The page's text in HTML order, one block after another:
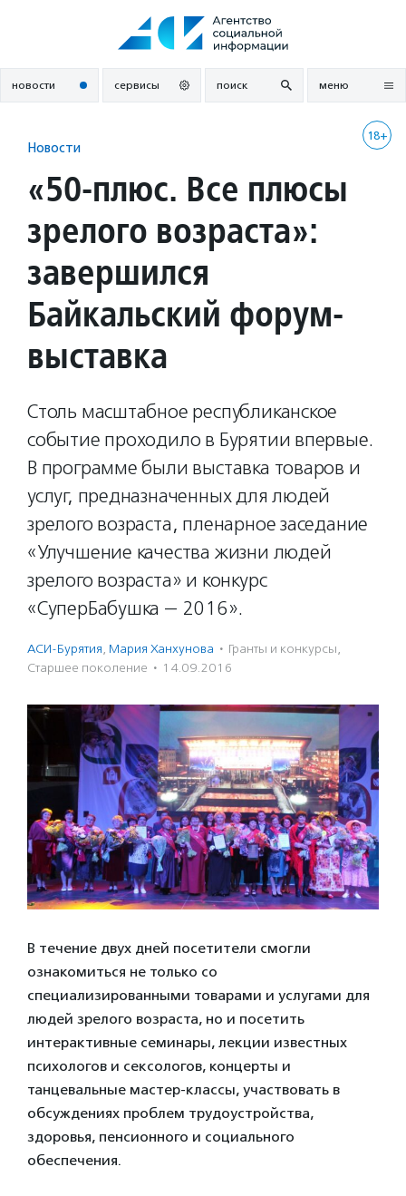
новости сервисы поиск меню
18+
Новости
«50-плюс. Все плюсы
зрелого возраста»:
завершился
Байкальский форум-
выставка
Столь масштабное республиканское
событие проходило в Бурятии впервые.
В программе были выставка товаров и
услуг, предназначенных для людей
зрелого возраста, пленарное заседание
«Улучшение качества жизни людей
зрелого возраста» и конкурс
«СуперБабушка — 2016».
АСИ-Бурятия, Мария Ханхунова · Гранты и конкурсы,
Старшее поколение · 14.09.2016
В течение двух дней посетители смогли
ознакомиться не только со
специализированными товарами и услугами для
людей зрелого возраста, но и посетить
интерактивные семинары, лекции известных
психологов и сексологов, концерты и
танцевальные мастер-классы, участвовать в
обсуждениях проблем трудоустройства,
здоровья, пенсионного и социального
обеспечения.